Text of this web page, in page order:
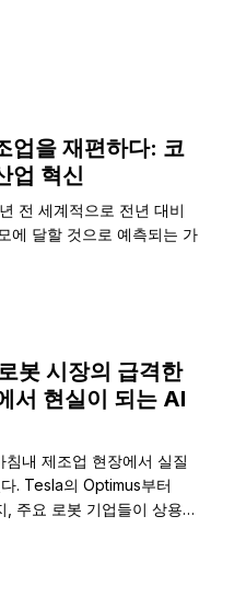
업을 재편하다: 코
업 혁신
전 세계적으로 전년 대비
에 달할 것으로 예측되는 가
봇 시장의 급격한
서 현실이 되는 AI
내 제조업 현장에서 실질
. Tesla의 Optimus부터
주요 로봇 기업들이 상용